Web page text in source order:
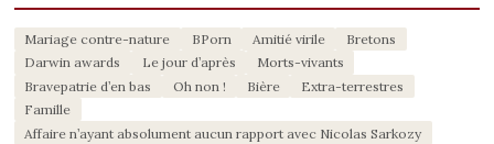
Mariage contre-nature BPorn Amitié virile
Bretons
Darwin awards
Le jour d’après
Morts-vivants
Bravepatrie d’en bas
Oh non ! Bière
Extra-terrestres
Famille
Affaire n’ayant absolument aucun rapport avec Nicolas Sarkozy